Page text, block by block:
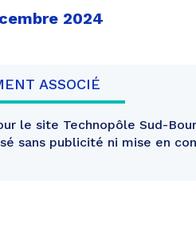
2024
ASSOCIÉ
le site Technopôle Sud-
sans publicité ni mise en